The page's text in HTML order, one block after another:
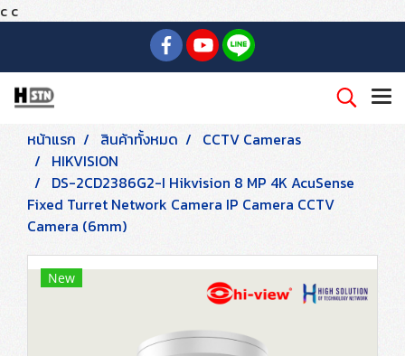
c c
หน้าแรก สินค้าทั้งหมด
CCTV Cameras
HIKVISION
DS-2CD2386G2-I Hikvision 8 MP 4K AcuSense
Fixed Turret Network Camera IP Camera CCTV
Camera (6mm)
New